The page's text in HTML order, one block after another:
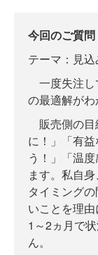
今回のご質問
テーマ：見
一度失注し
の最適解がわ
販売側の目
に！」「有
う！」「温
ます。私自
タイミング
いことを理
1～2ヵ月で
ん。